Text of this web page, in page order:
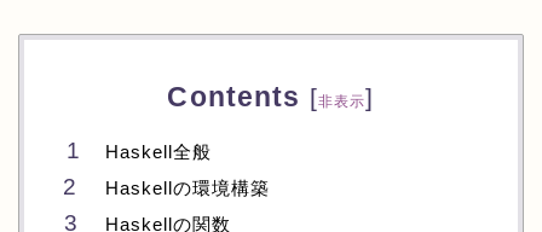
Contents [非表示]
Haskell全般
Haskellの環境構築
Haskellの関数